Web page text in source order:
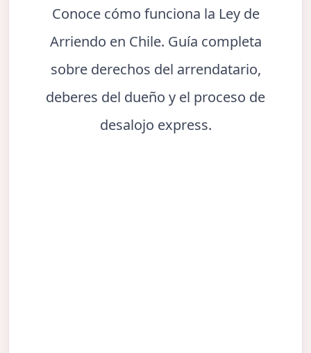
Conoce cómo funciona la Ley de
Arriendo en Chile. Guía completa
sobre derechos del arrendatario,
deberes del dueño y el proceso de
desalojo express.